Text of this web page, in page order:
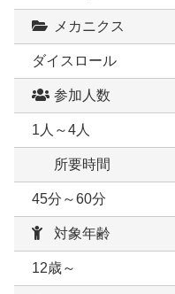
メカニクス
ダイスロール
参加人数
1人～4人
所要時間
45分～60分
対象年齢
12歳～